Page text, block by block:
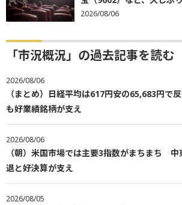
2026/08/06
「市況概況」の過去記事を読む
2026/08/06
（まとめ）日経平均は617円安の65,683円で
も好業績銘柄が支え
2026/08/06
（朝）米国市場では主要3指数がまちまち
退と好決算が支え
2026/08/05